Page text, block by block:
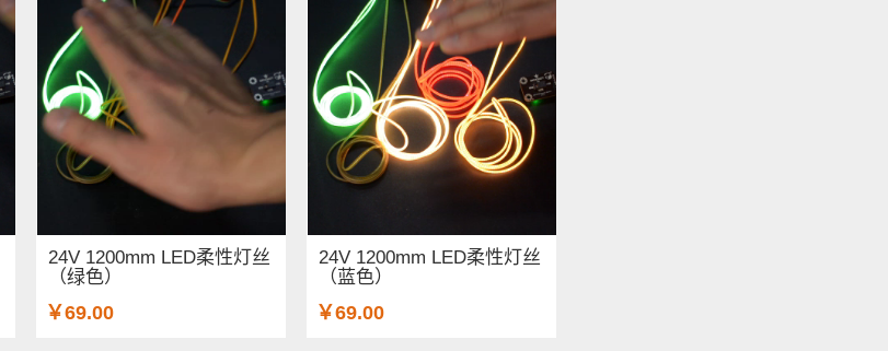
24V 1200mm LED柔性灯丝
（绿色）
￥69.00
24V 1200mm LED柔性灯丝
（蓝色）
￥69.00